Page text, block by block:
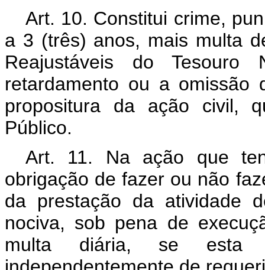
Art. 10. Constitui crime,
a 3 (três) anos, mais multa
Reajustáveis do
retardamento ou a omissão
propositura da ação civil,
Público.
Art. 11. Na ação que
obrigação de fazer ou não
da prestação da atividade
nociva, sob pena de
multa diária, se esta